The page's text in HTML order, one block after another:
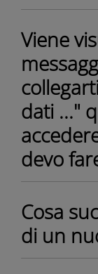
Viene
dati ..."
devo
Cosa
di un